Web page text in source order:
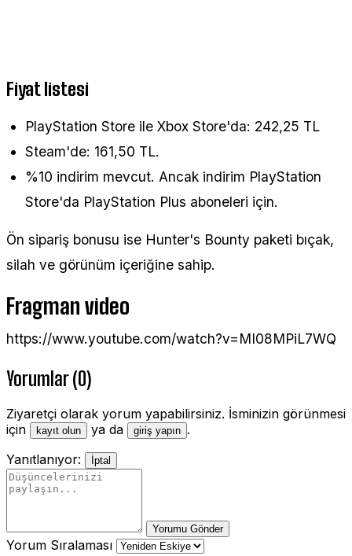
Fiyat listesi
PlayStation Store ile Xbox Store'da: 242,25 TL
Steam'de: 161,50 TL.
%10 indirim mevcut. Ancak indirim PlayStation
Store'da PlayStation Plus aboneleri için.
Ön sipariş bonusu ise Hunter's Bounty paketi bıçak,
silah ve görünüm içeriğine sahip.
Fragman video
https://www.youtube.com/watch?v=MI08MPiL7WQ
Yorumlar (0)
Ziyaretçi olarak yorum yapabilirsiniz. İsminizin görünmesi
için
kayıt olun ya da giriş yapın .
Yanıtlanıyor:
İptal
Yorumu Gönder
Yorum Sıralaması